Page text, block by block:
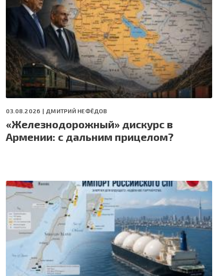
03.08.2026 | ДМИТРИЙ НЕФЁДОВ
«Железнодорожный» дискурс в
Армении: с дальним прицелом?